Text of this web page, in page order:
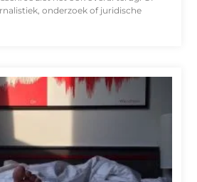
onderzoek of juridische